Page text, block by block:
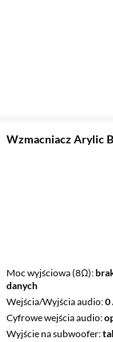
Wzmacniacz Arylic
Moc wyjściowa (8Ω)
danych
Wejścia/Wyjścia audio 0
Cyfrowe wejścia audio
Wyjście na subwoofer